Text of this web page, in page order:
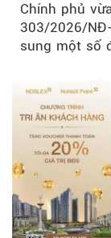
Chính phủ
303/2026/
sung một số